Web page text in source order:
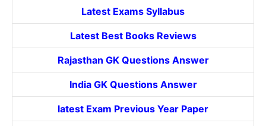
Latest Exams Syllabus
Latest Best Books Reviews
Rajasthan GK Questions Answer
India GK Questions Answer
latest Exam Previous Year Paper